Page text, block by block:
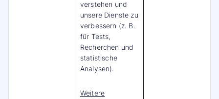
verstehen und
unsere Dienste zu
verbessern (z. B.
für Tests,
Recherchen und
statistische
Analysen).
Weitere